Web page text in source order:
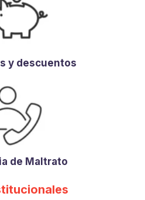
y descuentos
de Maltrato